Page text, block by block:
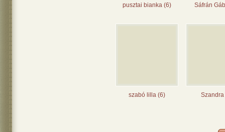
pusztai bianka (6) Sáfrán
szabó lilla (6)